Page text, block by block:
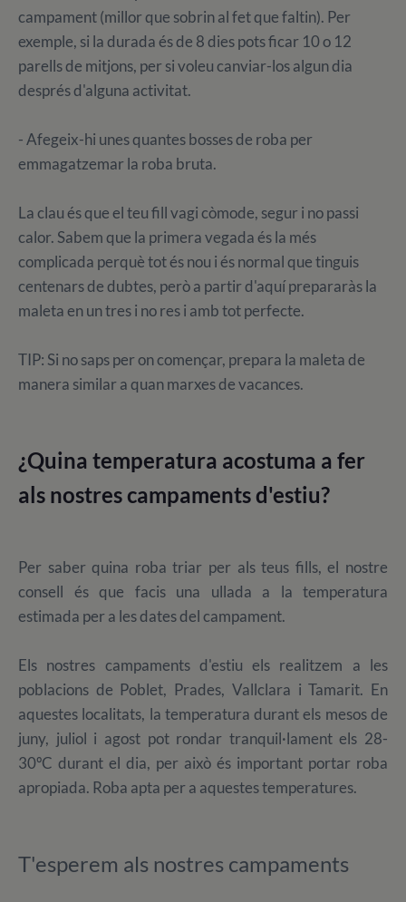
campament (millor que sobrin al fet que faltin). Per
exemple, si la durada és de 8 dies pots ficar 10 o 12
parells de mitjons, per si voleu canviar-los algun dia
després d'alguna activitat.
- Afegeix-hi unes quantes bosses de roba per
emmagatzemar la roba bruta.
La clau és que el teu fill vagi còmode, segur i no passi
calor. Sabem que la primera vegada és la més
complicada perquè tot és nou i és normal que tinguis
centenars de dubtes, però a partir d'aquí prepararàs la
maleta en un tres i no res i amb tot perfecte.
TIP: Si no saps per on començar, prepara la maleta de
manera similar a quan marxes de vacances.
¿Quina temperatura acostuma a fer
als nostres campaments d'estiu?
Per saber quina roba triar per als teus fills, el nostre
consell és que facis una ullada a la temperatura
estimada per a les dates del campament.
Els nostres campaments d'estiu els realitzem a les
poblacions de Poblet, Prades, Vallclara i Tamarit. En
aquestes localitats, la temperatura durant els mesos de
juny, juliol i agost pot rondar tranquil·lament els 28-
30ºC durant el dia, per això és important portar roba
apropiada. Roba apta per a aquestes temperatures.
T'esperem als nostres campaments